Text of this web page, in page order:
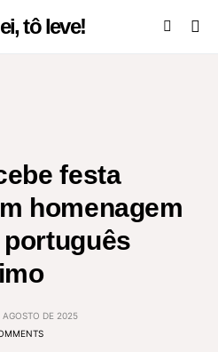
festa
homenagem
AGOSTO DE 2025